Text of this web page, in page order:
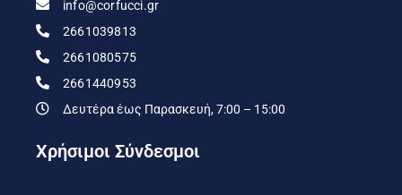
info@corfucci.gr
2661039813
2661080575
2661440953
Δευτέρα έως Παρασκευή, 7:00 – 15:00
Χρήσιμοι Σύνδεσμοι